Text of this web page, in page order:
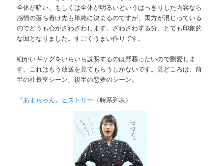
全体が暗い、もしくは全体が明るいというはっきりした内容なら
感情の落ち着け先も単純に決まるのですが、両方が混じっている
のでどうも心がざわざわします。ざわざわする分、とても印象的
な回となりました。すごくうまい作りです。
細かいギャグをいちいち説明するのは野暮ったいので割愛しま
す。これはもう放送を見てもらうしかないです。見どころは、前
半の社長室シーン、後半の悪夢のシーン。
『あまちゃん』ヒストリー （時系列表）